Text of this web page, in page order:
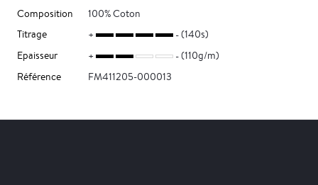
Composition
100% Coton
Titrage
(140s)
Epaisseur
(110g/m)
Référence
FM411205-000013